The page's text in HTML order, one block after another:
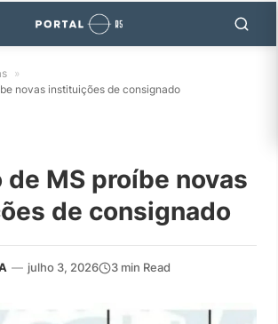
»
novas instituições de consignado
de MS proíbe novas
de consignado
— julho 3, 2026 3 min Read